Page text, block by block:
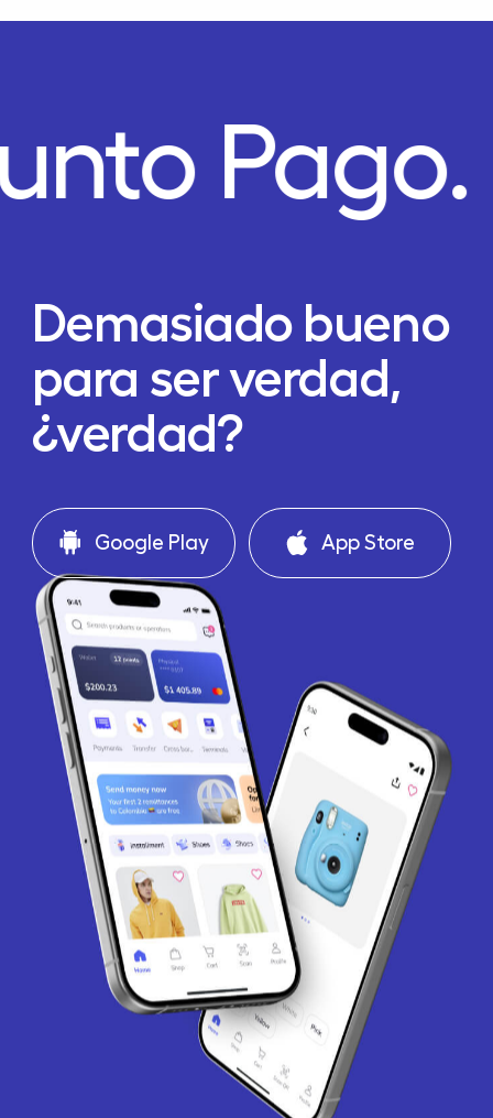
Pago.
Demasiado bueno
para ser verdad,
¿verdad?
Google Play App Store